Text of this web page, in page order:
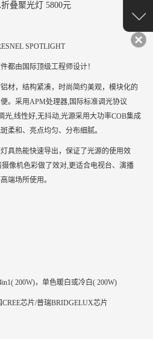
叠聚光灯 5800元
SPOTLIGHT
都由国际顶级工程师设计！
材，结构紧凑，时尚简约美观，模块化的
。采用APM处理器,国际标准调光协议
光,线性好,无抖动,光源采用大功率COB集成
柔和、亮点均匀、分布细腻。
具热能快速导出，保证了光源的使用效
像机色彩做了效对,更适合电视台、演播
端场所使用。
200W)，单色暖白或冷白( 200W)
芯片/普瑞BRIDGELUX芯片